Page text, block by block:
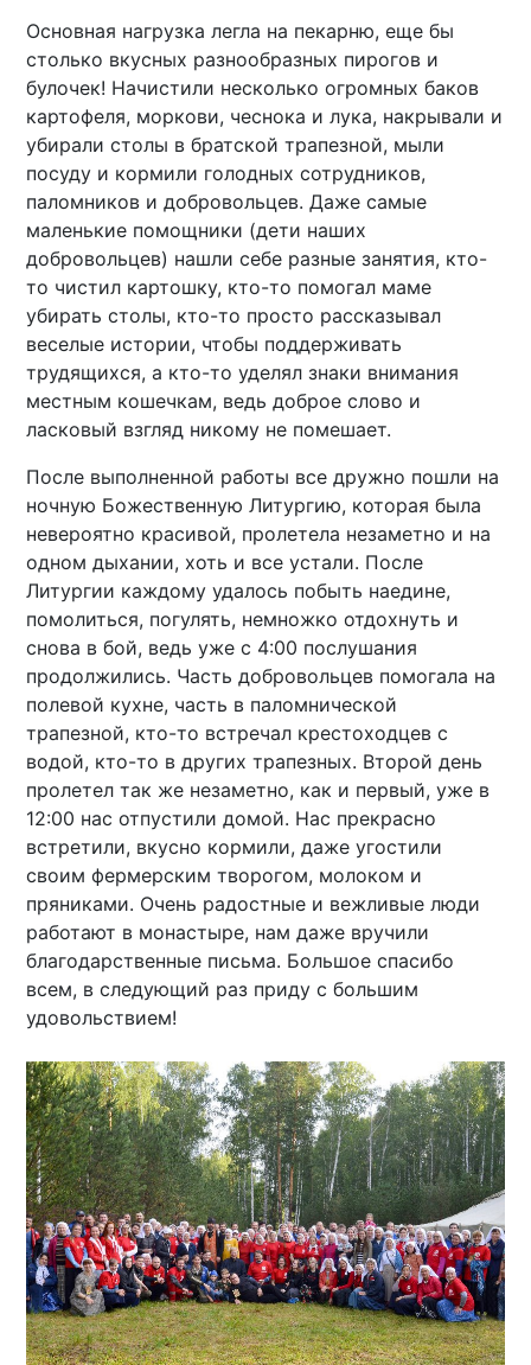
Основная нагрузка легла на пекарню, еще бы
столько вкусных разнообразных пирогов и
булочек! Начистили несколько огромных баков
картофеля, моркови, чеснока и лука, накрывали и
убирали столы в братской трапезной, мыли
посуду и кормили голодных сотрудников,
паломников и добровольцев. Даже самые
маленькие помощники (дети наших
добровольцев) нашли себе разные занятия, кто-
то чистил картошку, кто-то помогал маме
убирать столы, кто-то просто рассказывал
веселые истории, чтобы поддерживать
трудящихся, а кто-то уделял знаки внимания
местным кошечкам, ведь доброе слово и
ласковый взгляд никому не помешает.
После выполненной работы все дружно пошли на
ночную Божественную Литургию, которая была
невероятно красивой, пролетела незаметно и на
одном дыхании, хоть и все устали. После
Литургии каждому удалось побыть наедине,
помолиться, погулять, немножко отдохнуть и
снова в бой, ведь уже с 4:00 послушания
продолжились. Часть добровольцев помогала на
полевой кухне, часть в паломнической
трапезной, кто-то встречал крестоходцев с
водой, кто-то в других трапезных. Второй день
пролетел так же незаметно, как и первый, уже в
12:00 нас отпустили домой. Нас прекрасно
встретили, вкусно кормили, даже угостили
своим фермерским творогом, молоком и
пряниками. Очень радостные и вежливые люди
работают в монастыре, нам даже вручили
благодарственные письма. Большое спасибо
всем, в следующий раз приду с большим
удовольствием!